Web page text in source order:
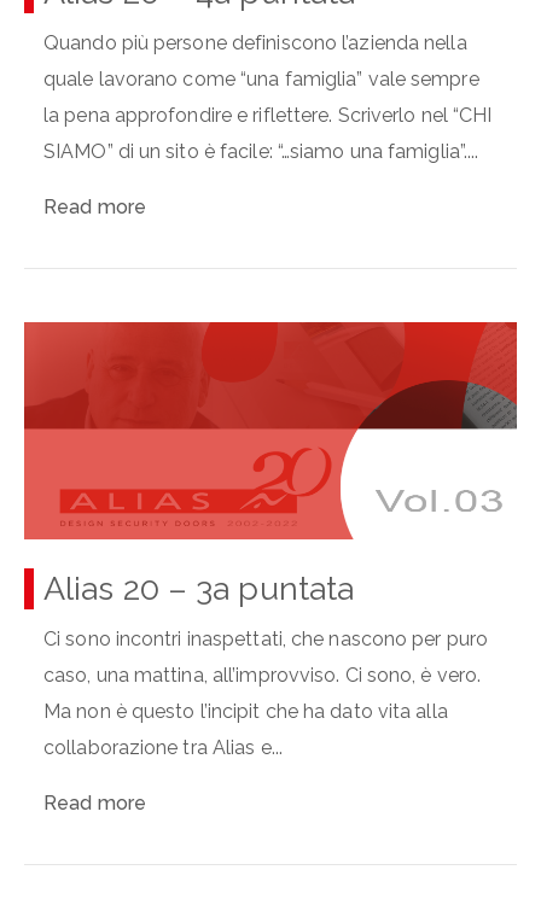
Quando più persone definiscono l’azienda nella
quale lavorano come “una famiglia” vale sempre
la pena approfondire e riflettere. Scriverlo nel “CHI
SIAMO” di un sito è facile: “…siamo una famiglia”....
Read more
Alias 20 – 3a puntata
Ci sono incontri inaspettati, che nascono per puro
caso, una mattina, all’improvviso. Ci sono, è vero.
Ma non è questo l’incipit che ha dato vita alla
collaborazione tra Alias e...
Read more